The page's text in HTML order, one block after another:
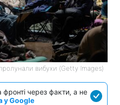
вибухи (Getty Images)
фронті через факти, а не
у Google